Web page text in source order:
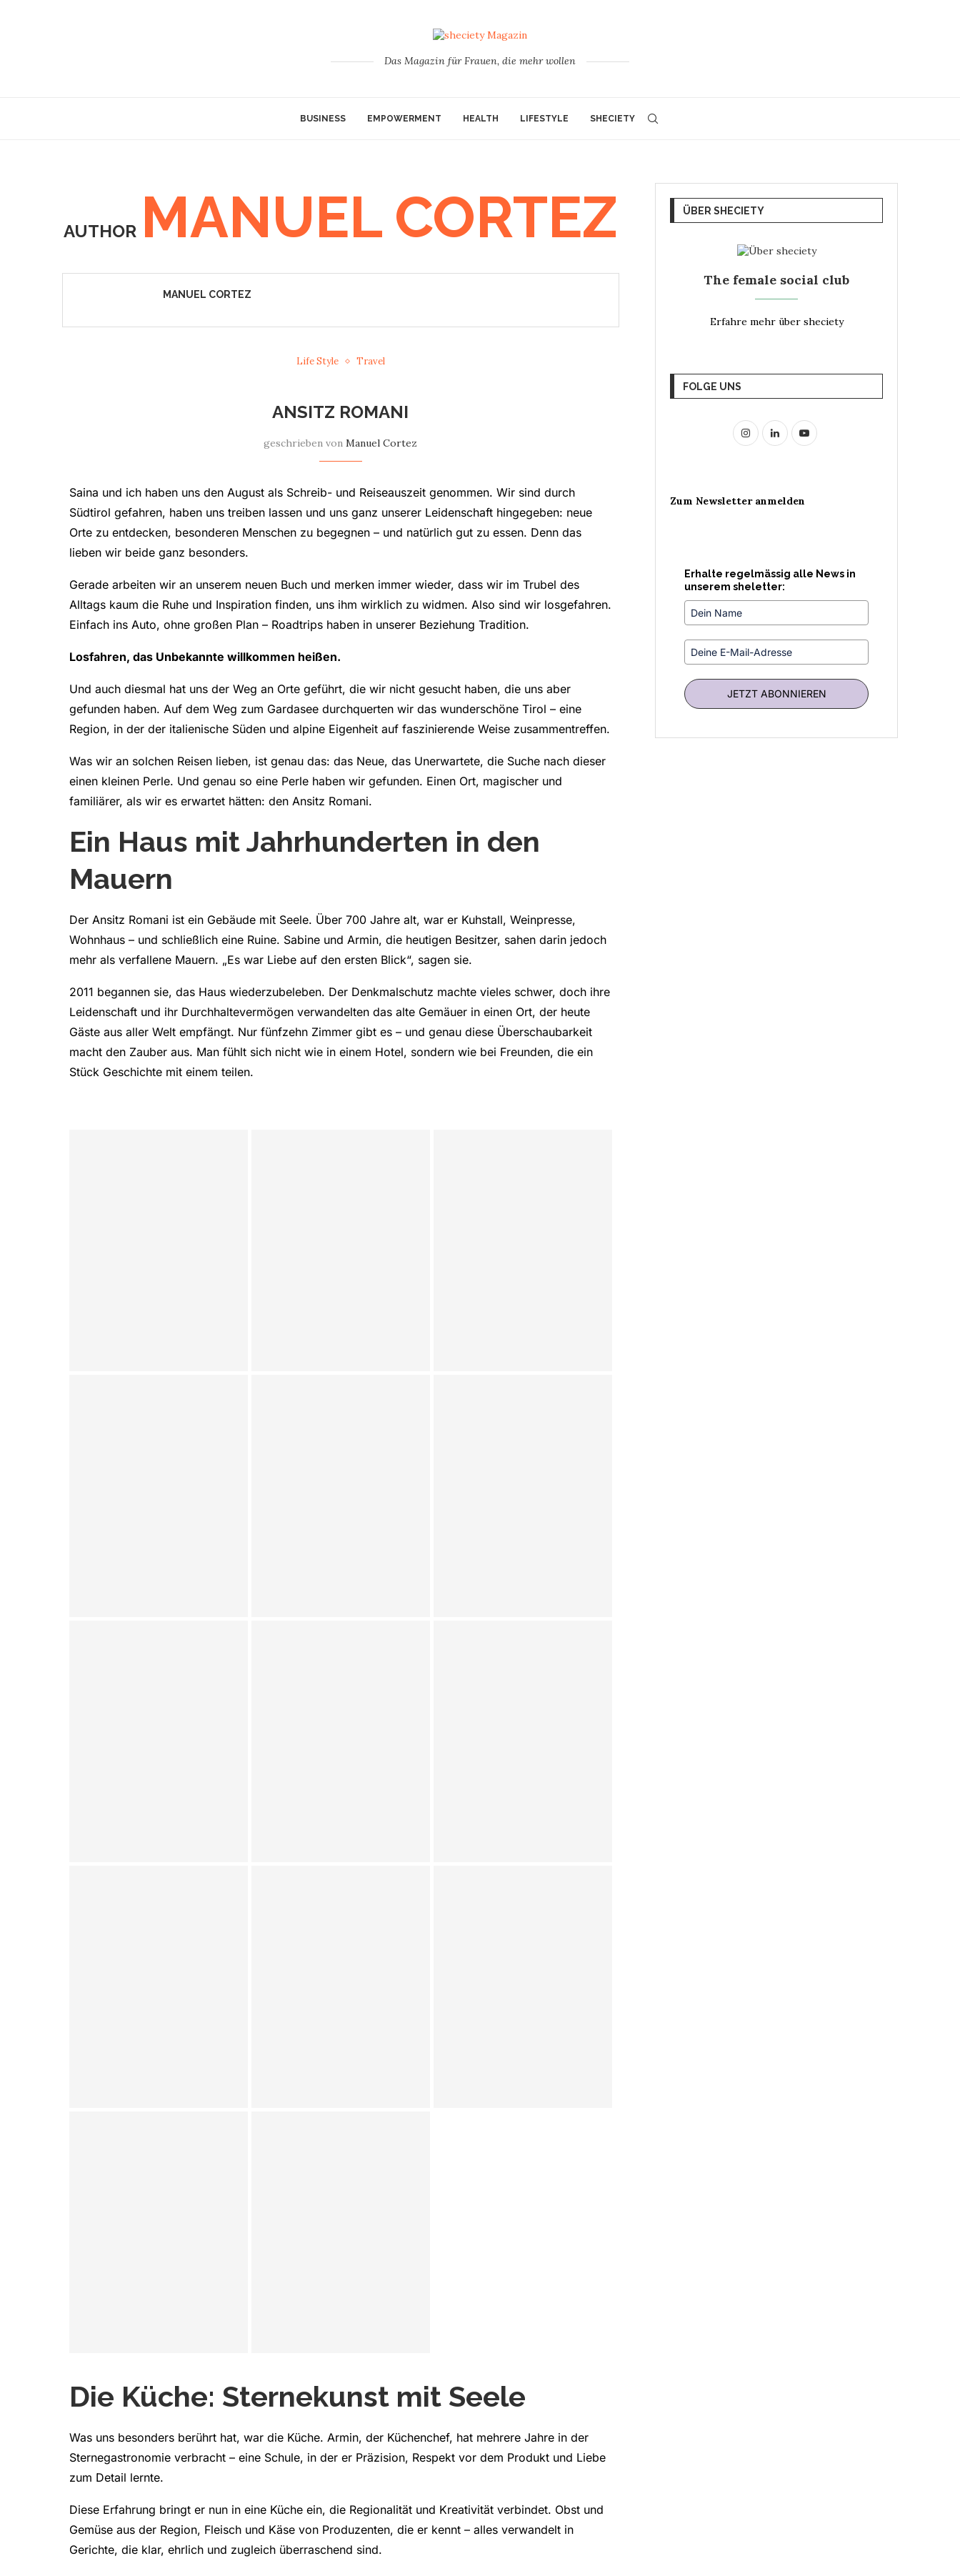
Das Magazin für Frauen, die mehr wollen
BUSINESS EMPOWERMENT HEALTH LIFESTYLE SHECIETY
AUTHOR MANUEL CORTEZ
MANUEL CORTEZ
Life Style Travel
ANSITZ ROMANI
geschrieben vonManuel Cortez
Saina und ich haben uns den August als Schreib- und Reiseauszeit genommen. Wir sind durch
Südtirol gefahren, haben uns treiben lassen und uns ganz unserer Leidenschaft hingegeben: neue
Orte zu entdecken, besonderen Menschen zu begegnen – und natürlich gut zu essen. Denn das
lieben wir beide ganz besonders.
Gerade arbeiten wir an unserem neuen Buch und merken immer wieder, dass wir im Trubel des
Alltags kaum die Ruhe und Inspiration finden, uns ihm wirklich zu widmen. Also sind wir losgefahren.
Einfach ins Auto, ohne großen Plan – Roadtrips haben in unserer Beziehung Tradition.
Losfahren, das Unbekannte willkommen heißen.
Und auch diesmal hat uns der Weg an Orte geführt, die wir nicht gesucht haben, die uns aber
gefunden haben. Auf dem Weg zum Gardasee durchquerten wir das wunderschöne Tirol – eine
Region, in der der italienische Süden und alpine Eigenheit auf faszinierende Weise zusammentreffen.
Was wir an solchen Reisen lieben, ist genau das: das Neue, das Unerwartete, die Suche nach dieser
einen kleinen Perle. Und genau so eine Perle haben wir gefunden. Einen Ort, magischer und
familiärer, als wir es erwartet hätten: den Ansitz Romani.
Ein Haus mit Jahrhunderten in den
Mauern
Der Ansitz Romani ist ein Gebäude mit Seele. Über 700 Jahre alt, war er Kuhstall, Weinpresse,
Wohnhaus – und schließlich eine Ruine. Sabine und Armin, die heutigen Besitzer, sahen darin jedoch
mehr als verfallene Mauern. „Es war Liebe auf den ersten Blick“, sagen sie.
2011 begannen sie, das Haus wiederzubeleben. Der Denkmalschutz machte vieles schwer, doch ihre
Leidenschaft und ihr Durchhaltevermögen verwandelten das alte Gemäuer in einen Ort, der heute
Gäste aus aller Welt empfängt. Nur fünfzehn Zimmer gibt es – und genau diese Überschaubarkeit
macht den Zauber aus. Man fühlt sich nicht wie in einem Hotel, sondern wie bei Freunden, die ein
Stück Geschichte mit einem teilen.
Die Küche: Sternekunst mit Seele
Was uns besonders berührt hat, war die Küche. Armin, der Küchenchef, hat mehrere Jahre in der
Sternegastronomie verbracht – eine Schule, in der er Präzision, Respekt vor dem Produkt und Liebe
zum Detail lernte.
Diese Erfahrung bringt er nun in eine Küche ein, die Regionalität und Kreativität verbindet. Obst und
Gemüse aus der Region, Fleisch und Käse von Produzenten, die er kennt – alles verwandelt in
Gerichte, die klar, ehrlich und zugleich überraschend sind.
ÜBER SHECIETY
The female social club
Erfahre mehr über sheciety
FOLGE UNS
Zum Newsletter anmelden
Erhalte regelmässig alle News in
unserem sheletter:
JETZT ABONNIEREN